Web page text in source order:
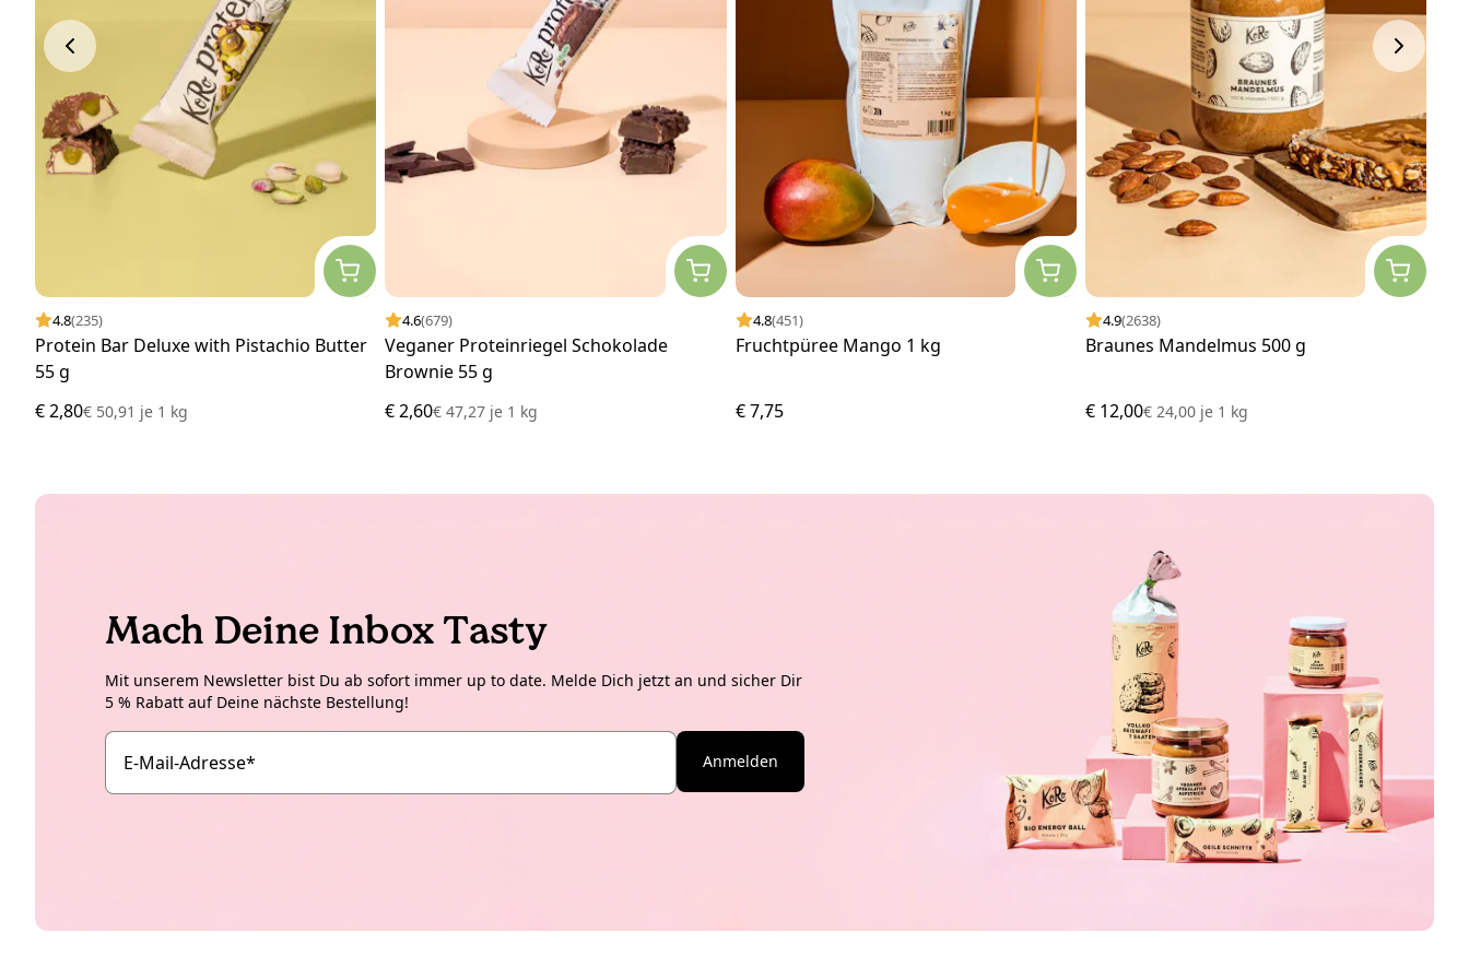
4.8(235)
Protein Bar Deluxe with Pistachio Butter
55 g
€ 2,80€ 50,91 je 1 kg
4.6(679)
Veganer Proteinriegel Schokolade
Brownie 55 g
€ 2,60€ 47,27 je 1 kg
4.8(451)
Fruchtpüree Mango 1 kg
€ 7,75
4.9(2638)
Braunes Mandelmus 500 g
€ 12,00€ 24,00 je1 kg
Mach Deine Inbox Tasty
Mit unserem Newsletter bist Du ab sofort immer up to date. Melde Dich jetzt an und sicher Dir
5 % Rabatt auf Deine nächste Bestellung!
E-Mail-Adresse* Anmelden